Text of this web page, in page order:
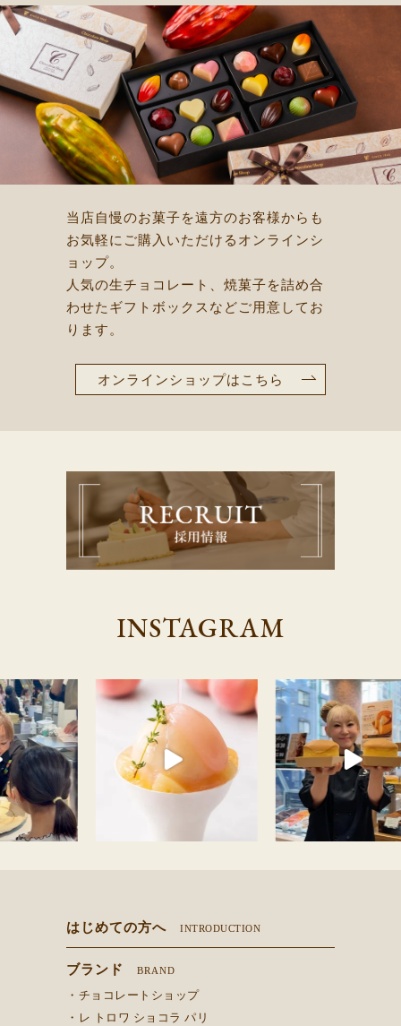
当店自慢のお菓子を遠方のお客様からも
お気軽にご購入いただけるオンラインシ
ョップ。
人気の生チョコレート、焼菓子を詰め合
わせたギフトボックスなどご用意してお
ります。
オンラインショップはこちら
INSTAGRAM
！
はじめての方へ INTRODUCTION
ブランド BRAND
・チョコレートショップ
・レ トロワ ショコラ パリ